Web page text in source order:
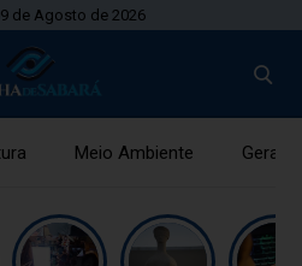
de Agosto de 2026
Meio Ambiente Gerais